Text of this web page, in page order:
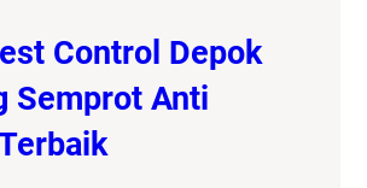
Control Depok
Semprot Anti